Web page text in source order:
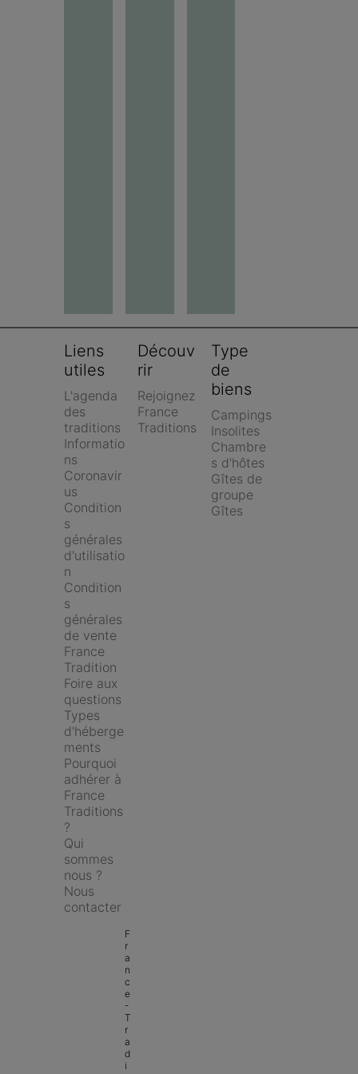
Liens
utiles
L'agenda
des
traditions
Informatio
ns
Coronavir
us
Condition
s
générales
d'utilisatio
n
Condition
s
générales
de vente
France
Tradition
Foire aux
questions
Types
d'héberge
ments
Pourquoi
adhérer à
France
Traditions
?
Qui
sommes
nous ?
Nous
contacter
Découv
rir
Rejoignez
France
Traditions
Type
de
biens
Campings
Insolites
Chambre
s d'hôtes
Gîtes de
groupe
Gîtes
F
r
a
n
c
e
-
T
r
a
d
i